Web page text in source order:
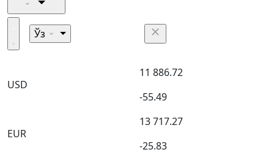
Ўз
USD
11 886.72
-55.49
EUR
13 717.27
-25.83